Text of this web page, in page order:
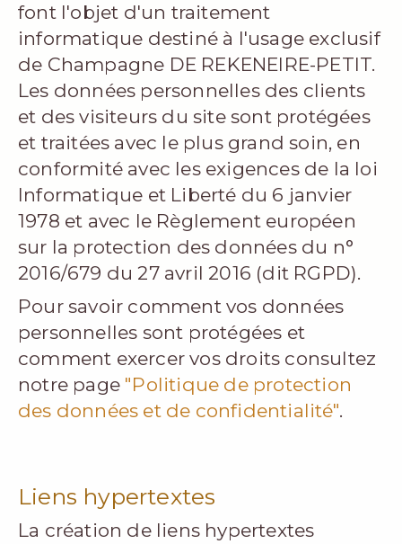
font l'objet d'un traitement
informatique destiné à l'usage exclusif
de Champagne DE REKENEIRE-PETIT.
Les données personnelles des clients
et des visiteurs du site sont protégées
et traitées avec le plus grand soin, en
conformité avec les exigences de la loi
Informatique et Liberté du 6 janvier
1978 et avec le Règlement européen
sur la protection des données du n°
2016/679 du 27 avril 2016 (dit RGPD).
Pour savoir comment vos données
personnelles sont protégées et
comment exercer vos droits consultez
notre page "Politique de protection
des données et de confidentialité".
Liens hypertextes
La création de liens hypertextes